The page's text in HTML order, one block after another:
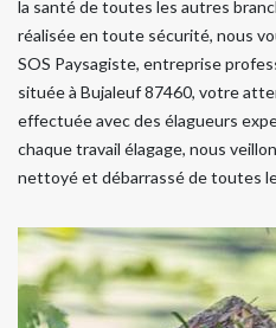
la santé de toutes les autres
réalisée en toute sécurité, nous
SOS Paysagiste, entreprise
située à Bujaleuf 87460, votre
effectuée avec des élagueurs
chaque travail élagage, nous
nettoyé et débarrassé de toutes